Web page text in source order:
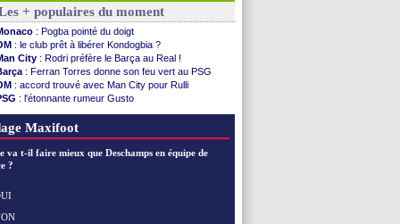
Atletico: Ruggeri en route pour Aston Villa
Monaco: Filipe Luis soutient Biereth
Lyon: Mangala prêté à Getafe (officiel)
PSG: Nsoki va signer en Croatie
Arsenal : Naples vise Gabriel Jesus
Real: Mastantuono prêté à la Fiorentina (off.)
Man City : accord avec le Barça pour Rodri ?
Rennes: Haise a prolongé (officiel)
OM: B. Genesio - "ce n'est pas idéal"
PSG: Liverpool va proposer 115 M€ pour ...
Norvège
Monaco
+ populaires du moment
: Pogba pointé du doigt
: le club prêt à libérer Kondogbia ?
City : Rodri préfère le Barça au Real !
: Ferran Torres donne son feu vert au PSG
: accord trouvé avec Man City pour Rulli
: l'étonnante rumeur Gusto
: Owori battu à mort à Kampala
Maxifoot
va t-il faire mieux que Deschamps en équipe de
?